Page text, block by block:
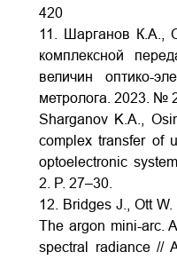
420
11. Шарганов К.А.,
комплексной
величин оптико-
метролога. 2023. №
Sharganov K.A.,
complex transfer of
optoelectronic
2. P. 27–30.
12. Bridges J., Ott
The argon mini-arc.
spectral radiance //